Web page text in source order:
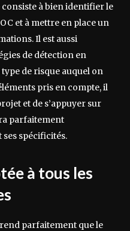
à bien identifier le
et à mettre en place un
Il est aussi
de détection en
de risque auquel on
pris en compte, il
et de s’appuyer sur
parfaitement
spécificités.
à tous les
parfaitement que le